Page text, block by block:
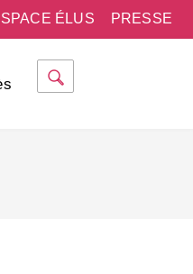
PRESSE
ÉLUS